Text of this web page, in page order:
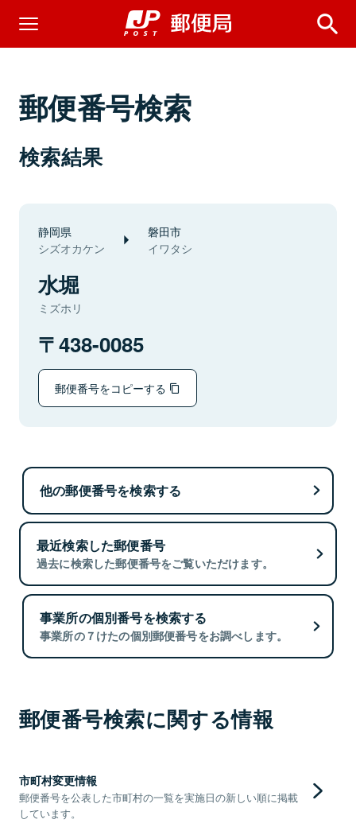
郵便番号検索
検索結果
静岡県
シズオカケン
磐田市
イワタシ
水堀
ミズホリ
438-0085
郵便番号をコピーする
他の郵便番号を検索する
最近検索した郵便番号
過去に検索した郵便番号をご覧いただけます。
事業所の個別番号を検索する
事業所の７けたの個別郵便番号をお調べします。
郵便番号検索に関する情報
市町村変更情報
郵便番号を公表した市町村の一覧を実施日の新しい順に掲載
しています。